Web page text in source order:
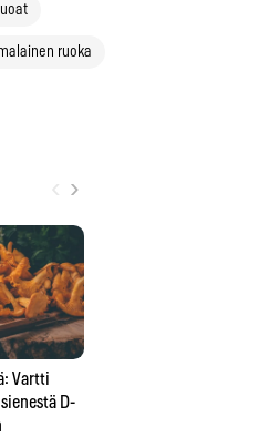
ruoka
›
Vartti
D-